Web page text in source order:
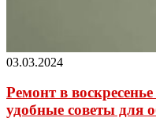
03.03.2024
Ремонт в
удобные советы для